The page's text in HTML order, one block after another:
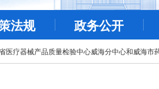
法规 政务公开
医疗器械产品质量检验中心威海分中心和威海市